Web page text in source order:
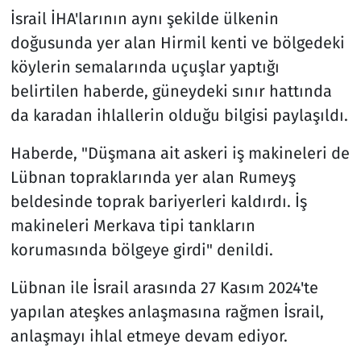
İsrail İHA'larının aynı şekilde ülkenin
doğusunda yer alan Hirmil kenti ve bölgedeki
köylerin semalarında uçuşlar yaptığı
belirtilen haberde, güneydeki sınır hattında
da karadan ihlallerin olduğu bilgisi paylaşıldı.
Haberde, "Düşmana ait askeri iş makineleri de
Lübnan topraklarında yer alan Rumeyş
beldesinde toprak bariyerleri kaldırdı. İş
makineleri Merkava tipi tankların
korumasında bölgeye girdi" denildi.
Lübnan ile İsrail arasında 27 Kasım 2024'te
yapılan ateşkes anlaşmasına rağmen İsrail,
anlaşmayı ihlal etmeye devam ediyor.
Televizyon